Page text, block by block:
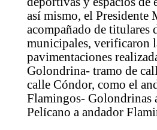
así mismo, el Presidente
acompañado de titulares
municipales, verificaron
pavimentaciones
Golondrina- tramo de
calle Cóndor, como el
Flamingos-
Pelícano a andador